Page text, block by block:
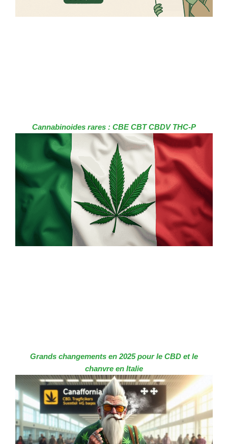
Cannabinoides rares : CBE CBT CBDV THC-P
Grands changements en 2025 pour le CBD et le
chanvre en Italie